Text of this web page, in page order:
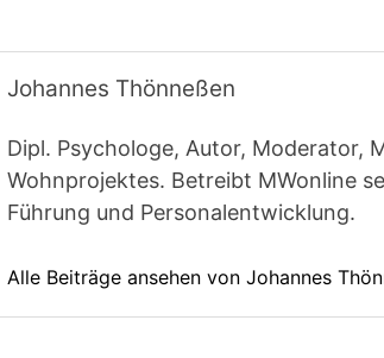
Johannes Thönneßen
Dipl. Psychologe, Autor, Moderator,
Wohnprojektes. Betreibt MWonline
Führung und Personalentwicklung.
Alle Beiträge ansehen von Johannes